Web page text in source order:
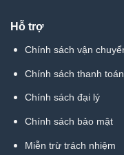
Hỗ trợ
Chính sách vận
Chính sách thanh toán
Chính sách đại lý
Chính sách bảo mật
Miễn trừ trách nhiệm